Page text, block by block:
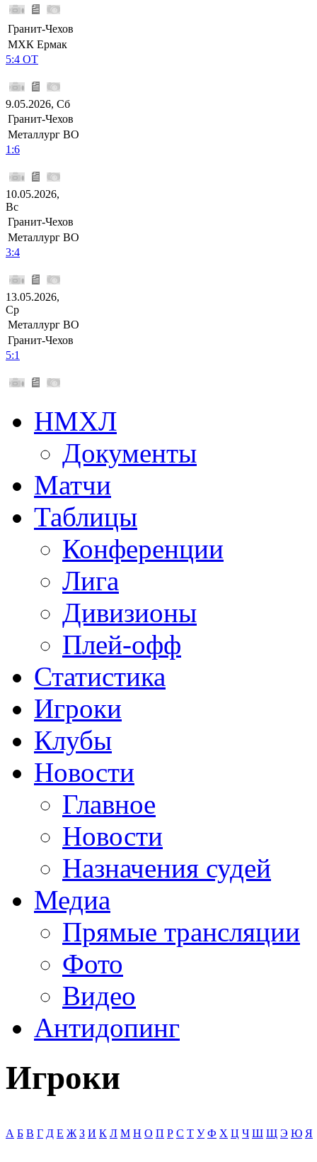
Гранит-Чехов
МХК Ермак
5:4 ОТ
9.05.2026, Сб
Гранит-Чехов
Металлург ВО
1:6
10.05.2026,
Вс
Гранит-Чехов
Металлург ВО
3:4
13.05.2026,
Ср
Металлург ВО
Гранит-Чехов
5:1
НМХЛ
Документы
Матчи
Таблицы
Конференции
Лига
Дивизионы
Плей-офф
Статистика
Игроки
Клубы
Новости
Главное
Новости
Назначения судей
Медиа
Прямые трансляции
Фото
Видео
Антидопинг
Игроки
А Б В Г Д Е Ж З И К Л М Н О П Р С Т У Ф Х Ц Ч Ш Щ Э Ю Я